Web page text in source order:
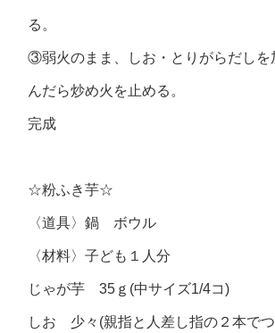
る。
③弱火のまま、しお・とりがらだしを
んだら炒め火を止める。
完成
☆粉ふき芋☆
〈道具〉鍋 ボウル
〈材料〉子ども１人分
じゃが芋 35ｇ(中サイズ1/4コ)
しお 少々(親指と人差し指の２本で